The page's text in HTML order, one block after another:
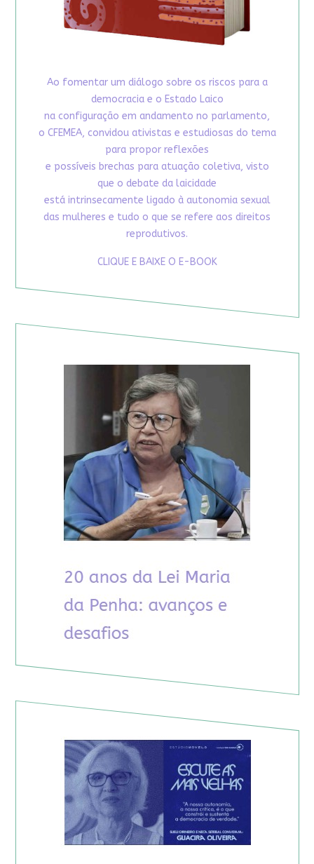
Ao fomentar um diálogo sobre os riscos para a
democracia e o Estado Laico
na configuração em andamento no parlamento,
o CFEMEA, convidou ativistas e estudiosas do tema
para propor reflexões
e possíveis brechas para atuação coletiva, visto
que o debate da laicidade
está intrinsecamente ligado à autonomia sexual
das mulheres e tudo o que se refere aos direitos
reprodutivos.
CLIQUE E BAIXE O E-BOOK